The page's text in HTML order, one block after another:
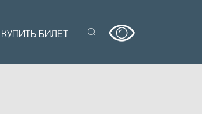
КУПИТЬ БИЛЕТ